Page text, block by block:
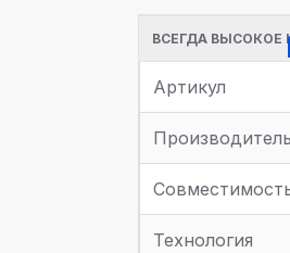
ВСЕГДА ВЫСОКОЕ
Артикул
Производитель
Технология